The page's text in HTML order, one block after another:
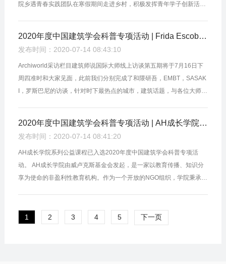
院乡遇青春实践团队在寒假期间走进乡村，积极发挥青年学子创新活力
2020年度中国建筑学会科普专项活动 | Frida Escobedo & 庄子玉、戚山山、赵扬直播预告
发布时间：2020-07-14 08:43:10
Archiworld采访栏目建筑师说国际大师线上访谈第五期将于7月16日下
周四准时和大家见面，此前我们分别完成了和隈研吾，EMBT，SASAK
I，罗斯巴尼的访谈，针对时下最热点的城市，建筑话题，与各位大师及
2020年度中国建筑学会科普专项活动 | AH成长学院七月大咖周课堂
发布时间：2020-07-14 08:41:20
AH成长学院系列公益课程已入选2020年度中国建筑学会科普专项活
动。 AH成长学院由威卢克斯基金会发起，是一家以教育传播、知识分
享为使命的非盈利性教育机构。作为一个开放的NGO组织，学院秉承持
1 2 3 4 5 下一页